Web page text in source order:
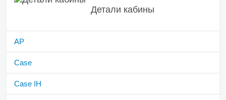
Детали кабины
AP
Case
Case IH